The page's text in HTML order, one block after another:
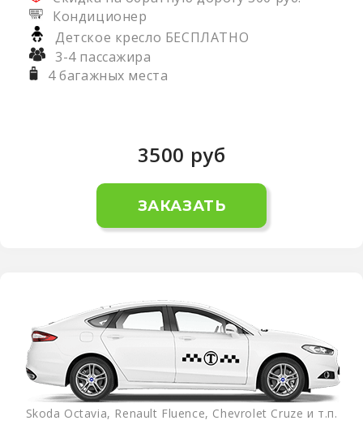
Кондиционер
Детское кресло БЕСПЛАТНО
3-4 пассажира
4 багажных места
3500 руб
ЗАКАЗАТЬ
Skoda Octavia, Renault Fluence, Chevrolet Cruze и т.п.